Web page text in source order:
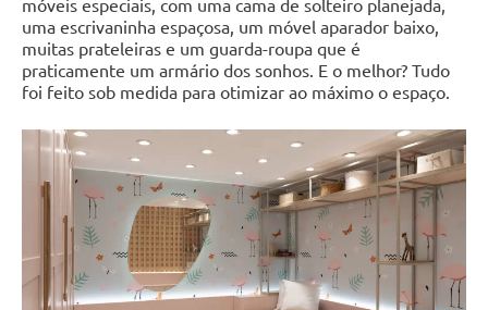
móveis especiais, com uma cama de solteiro planejada,
uma escrivaninha espaçosa, um móvel aparador baixo,
muitas prateleiras e um guarda-roupa que é
praticamente um armário dos sonhos. E o melhor? Tudo
foi feito sob medida para otimizar ao máximo o espaço.